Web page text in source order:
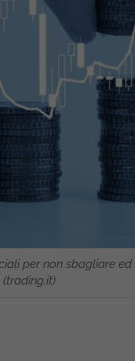
per non sbagliare
(trading.it)